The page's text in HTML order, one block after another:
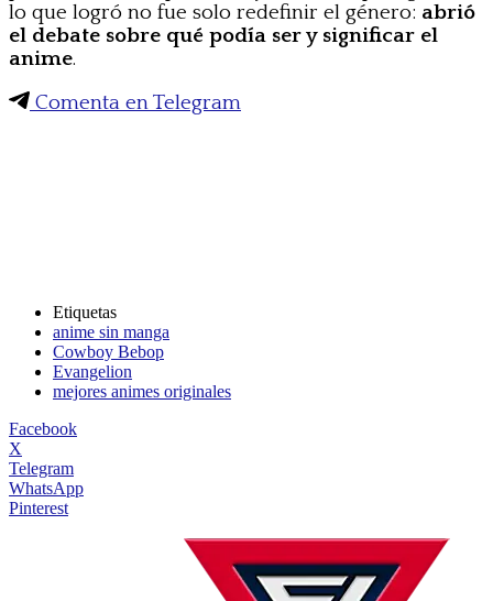
lo que logró no fue solo redefinir el género: abrió
el debate sobre qué podía ser y significar el
anime.
Comenta en Telegram
Etiquetas
anime sin manga
Cowboy Bebop
Evangelion
mejores animes originales
Facebook
X
Telegram
WhatsApp
Pinterest